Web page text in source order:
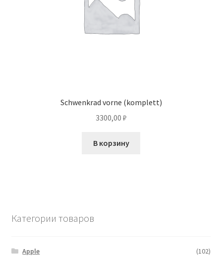
Schwenkrad vorne (komplett)
3300,00 ₽
В корзину
Категории товаров
Apple
(102)